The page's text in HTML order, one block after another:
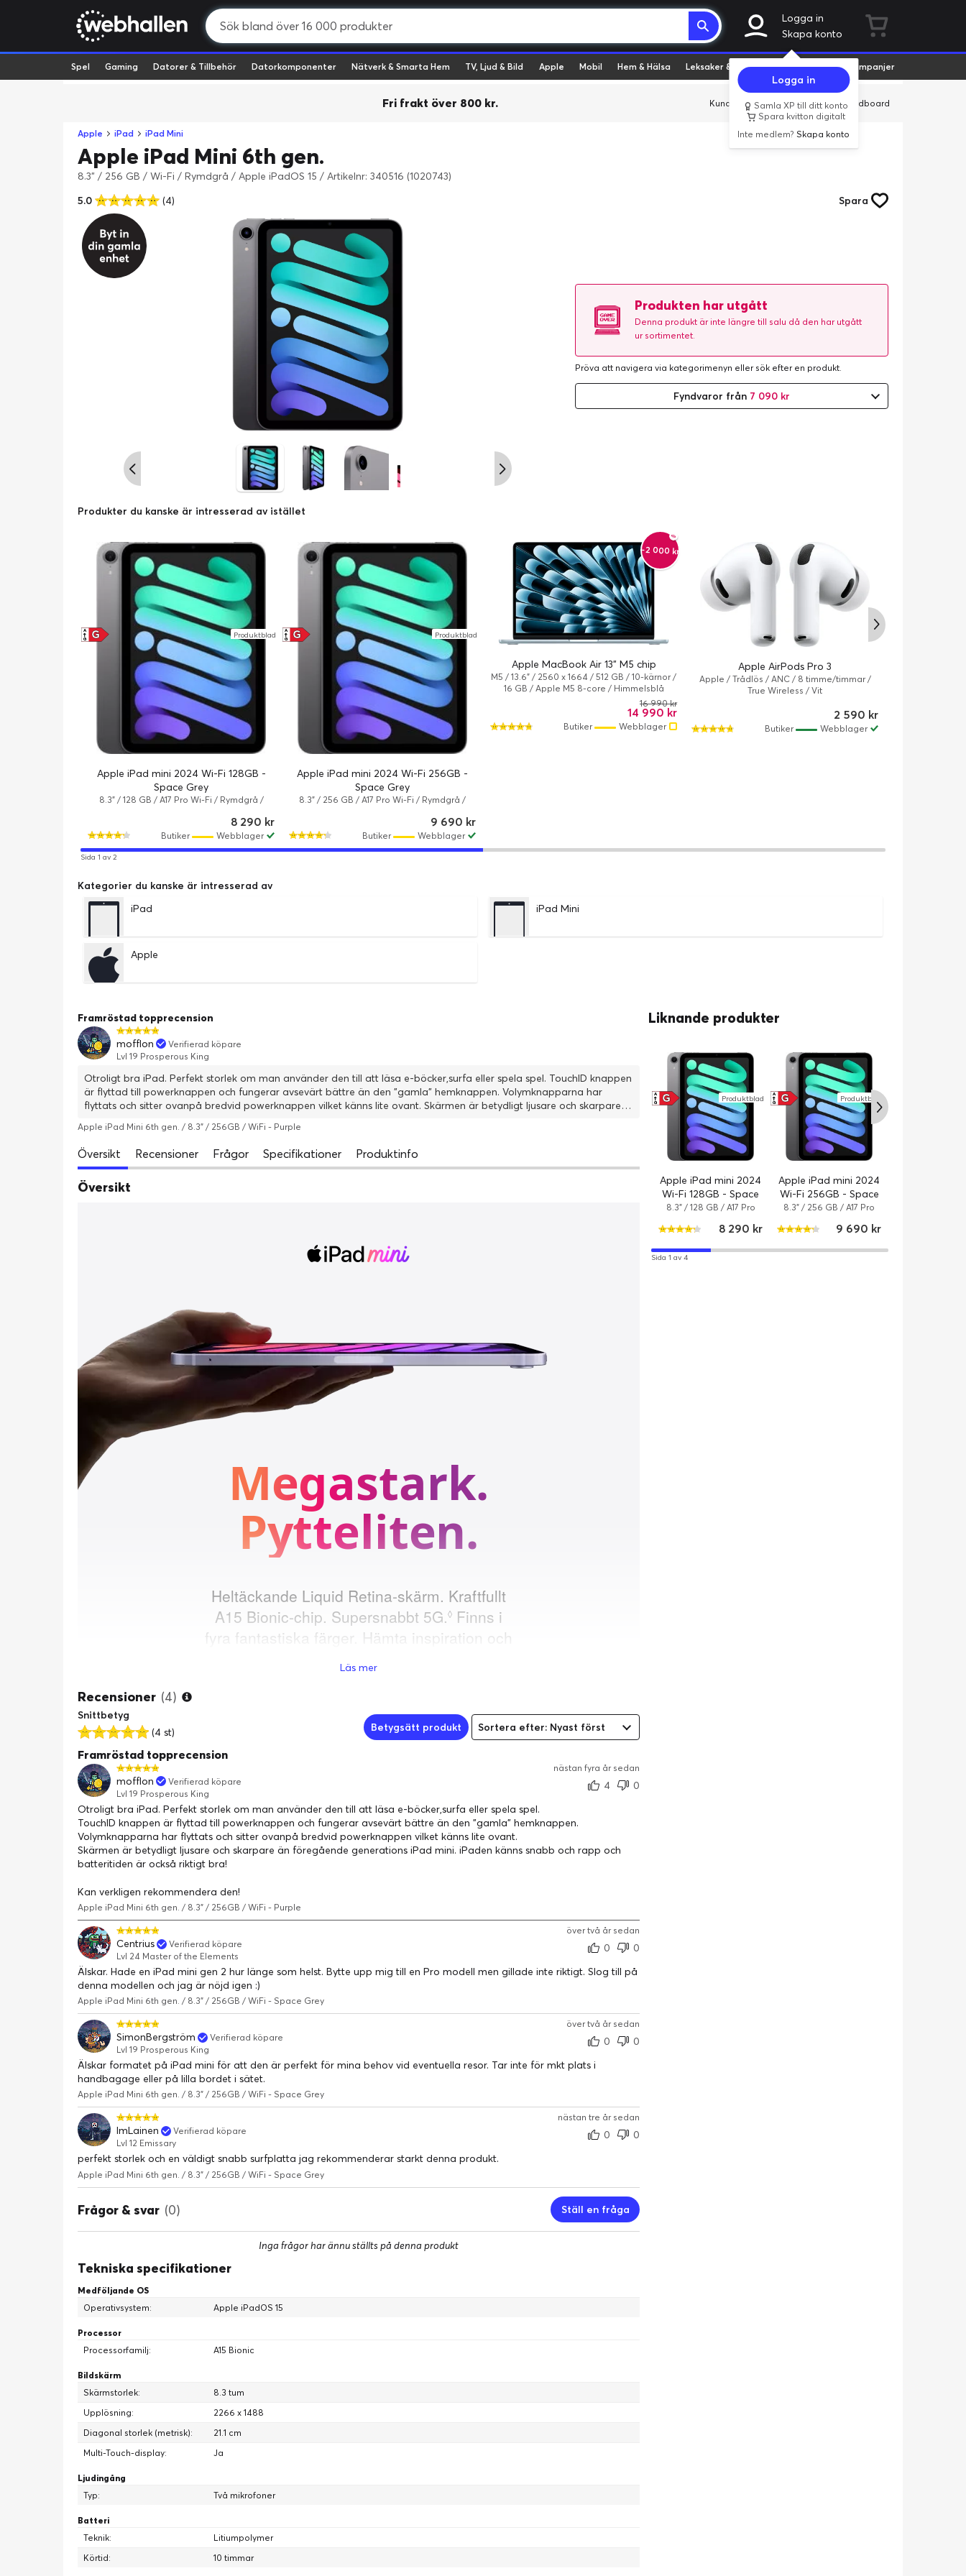
Logga in
Skapa konto
Logga in
Samla XP till ditt konto
Spara kvitton digitalt
Inte medlem?Skapa konto
Spel Gaming Datorer & Tillbehör Datorkomponenter Nätverk & Smarta Hem TV, Ljud & Bild Apple Mobil Hem & Hälsa Leksaker & Hobby Fyndvaror Kampanjer
Fri frakt över 800 kr. Kundservice Butiker Företag Cardboard
Apple iPad iPad Mini
Apple iPad Mini 6th gen.
8.3" / 256 GB / Wi-Fi / Rymdgrå / Apple iPadOS 15 / Artikelnr: 340516 (1020743)
5.0
(4) Spara
Produkten har utgått
Denna produkt är inte längre till salu då den har utgått
ur sortimentet.
Pröva att navigera via kategorimenyn eller sök efter en produkt.
Fyndvaror från 7 090 kr
Produkter du kanske är intresserad av istället
Apple iPad mini 2024 Wi-Fi 128GB -
Space Grey
8.3" / 128 GB / A17 Pro Wi-Fi / Rymdgrå /
G
A
↑
G Produktblad
8 290 kr
Webblager
Butiker
Apple iPad mini 2024 Wi-Fi 256GB -
Space Grey
8.3" / 256 GB / A17 Pro Wi-Fi / Rymdgrå /
G
A
↑
G Produktblad
9 690 kr
Webblager
Butiker
-2 000 kr
Apple MacBook Air 13" M5 chip
M5 / 13.6" / 2560 x 1664 / 512 GB / 10-kärnor /
16 GB / Apple M5 8-core / Himmelsblå
14 990 kr
16 990 kr
Webblager
Butiker
Apple AirPods Pro 3
Apple / Trådlös / ANC / 8 timme/timmar /
True Wireless / Vit
2 590 kr
Webblager
Butiker
Sida 1 av 2
Kategorier du kanske är intresserad av
iPad
iPad Mini
Apple
Framröstad topprecension
mofflon
Verifierad köpare
Lvl 19 Prosperous King
Otroligt bra iPad. Perfekt storlek om man använder den till att läsa e-böcker,surfa eller spela spel. TouchID knappen
är flyttad till powerknappen och fungerar avsevärt bättre än den "gamla" hemknappen. Volymknapparna har
flyttats och sitter ovanpå bredvid powerknappen vilket känns lite ovant. Skärmen är betydligt ljusare och skarpare
verkligen rekommendera den!
Apple iPad Mini 6th gen. / 8.3" / 256GB / WiFi - Purple
Översikt Recensioner Frågor Specifikationer Produktinfo
Översikt
Läs mer
Recensioner (4)
Snittbetyg
(4 st)
Betygsätt produkt Sortera efter: Nyast först
Framröstad topprecension
nästan fyra år sedan
mofflon
Verifierad köpare
Lvl 19 Prosperous King
4
0
Otroligt bra iPad. Perfekt storlek om man använder den till att läsa e-böcker,surfa eller spela spel.
TouchID knappen är flyttad till powerknappen och fungerar avsevärt bättre än den "gamla" hemknappen.
Volymknapparna har flyttats och sitter ovanpå bredvid powerknappen vilket känns lite ovant.
Skärmen är betydligt ljusare och skarpare än föregående generations iPad mini. iPaden känns snabb och rapp och
batteritiden är också riktigt bra!
Kan verkligen rekommendera den!
Apple iPad Mini 6th gen. / 8.3" / 256GB / WiFi - Purple
över två år sedan
Centrius
Verifierad köpare
Lvl 24 Master of the Elements
0
0
Älskar. Hade en iPad mini gen 2 hur länge som helst. Bytte upp mig till en Pro modell men gillade inte riktigt. Slog till på
denna modellen och jag är nöjd igen :)
Apple iPad Mini 6th gen. / 8.3" / 256GB / WiFi - Space Grey
över två år sedan
SimonBergström
Verifierad köpare
Lvl 19 Prosperous King
0
0
Älskar formatet på iPad mini för att den är perfekt för mina behov vid eventuella resor. Tar inte för mkt plats i
handbagage eller på lilla bordet i sätet.
Apple iPad Mini 6th gen. / 8.3" / 256GB / WiFi - Space Grey
nästan tre år sedan
ImLainen
Verifierad köpare
Lvl 12 Emissary
0
0
perfekt storlek och en väldigt snabb surfplatta jag rekommenderar starkt denna produkt.
Apple iPad Mini 6th gen. / 8.3" / 256GB / WiFi - Space Grey
Frågor & svar (0) Ställ en fråga
Inga frågor har ännu ställts på denna produkt
Tekniska specifikationer
Medföljande OS
Operativsystem:
Apple iPadOS 15
Processor
Processorfamilj:
A15 Bionic
Bildskärm
Skärmstorlek:
8.3 tum
Upplösning:
2266 x 1488
Diagonal storlek (metrisk):
21.1 cm
Multi-Touch-display:
Ja
Ljudingång
Typ:
Två mikrofoner
Batteri
Teknik:
Litiumpolymer
Körtid:
10 timmar
Liknande produkter
Apple iPad mini 2024
Wi-Fi 128GB - Space
Grey
8.3" / 128 GB / A17 Pro
iPadOS 18
G
A
↑
G Produktblad
8 290 kr
Apple iPad mini 2024
Wi-Fi 256GB - Space
Grey
8.3" / 256 GB / A17 Pro
iPadOS 18
G
A
↑
G Produktblad
9 690 kr
Sida 1 av 4